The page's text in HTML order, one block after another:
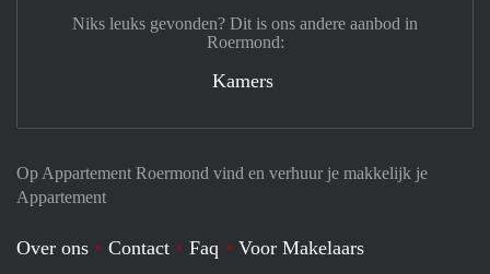
Op Appartement Roermond vind en verhuur je makkelijk je
Appartement
Over ons Contact Faq Voor Makelaars
Niks leuks gevonden? Dit is ons andere aanbod in
Roermond:
Kamers